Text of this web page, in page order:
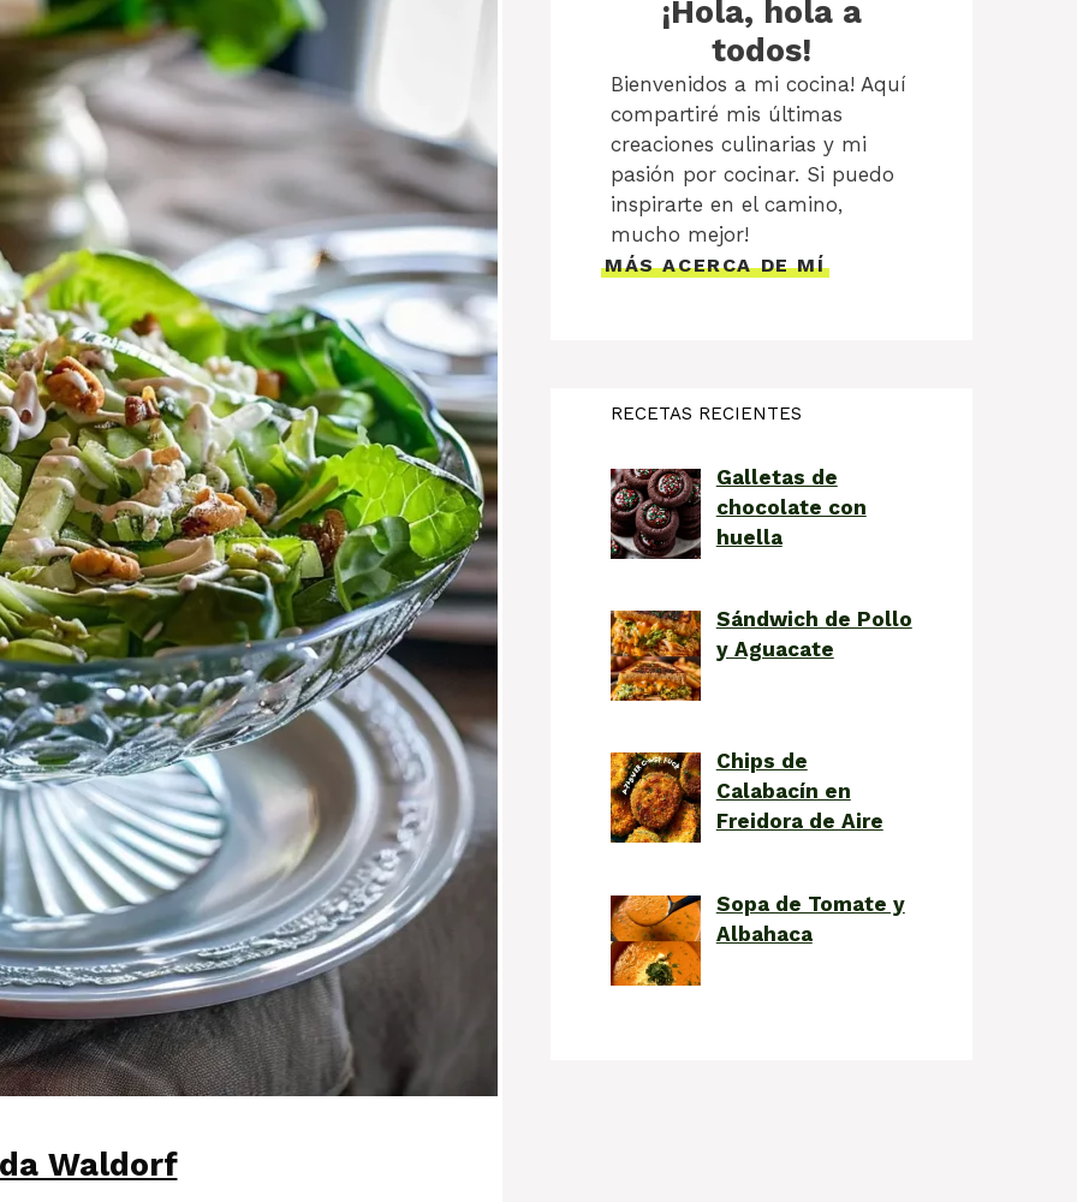
Waldorf
¡Hola, hola a
todos!
Bienvenidos a mi cocina! Aquí
compartiré mis últimas
creaciones culinarias y mi
pasión por cocinar. Si puedo
inspirarte en el camino,
mucho mejor!
MÁS ACERCA DE MÍ
RECETAS RECIENTES
Galletas de
chocolate con
huella
Sándwich de Pollo
y Aguacate
Chips de
Calabacín en
Freidora de Aire
Sopa de Tomate y
Albahaca